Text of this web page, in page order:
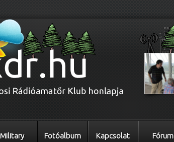
Military Fotóalbum Kapcsolat Fórum